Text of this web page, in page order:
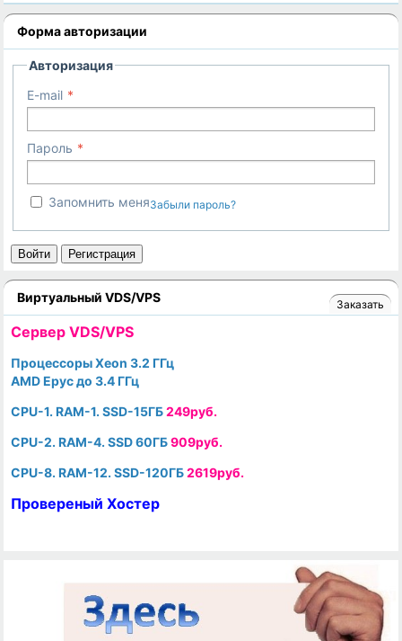
Форма авторизации
Авторизация
E-mail
Пароль
Запомнить меняЗабыли пароль?
Войти Регистрация
Виртуальный VDS/VPS Заказать
Cервер VDS/VPS
Процессоры Xeon 3.2 ГГц
AMD Epyc до 3.4 ГГц
CPU-1. RAM-1. SSD-15ГБ249руб.
CPU-2. RAM-4. SSD 60ГБ909руб.
CPU-8. RAM-12. SSD-120ГБ2619руб.
Провереный Хостер